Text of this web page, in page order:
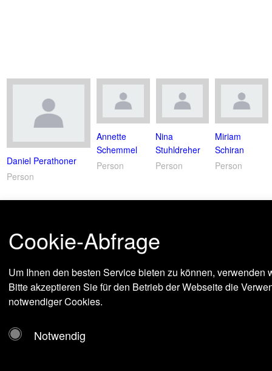
Cookie-Abfrage
Um Ihnen den besten Service bieten zu können, verwenden
Bitte akzeptieren Sie für den Betrieb der Webseite die
notwendiger Cookies.
Notwendig
Daniel Perathoner
Person
Annette
Schemmel
Person
Nina
Stuhldreher
Person
Miriam
Schiran
Person